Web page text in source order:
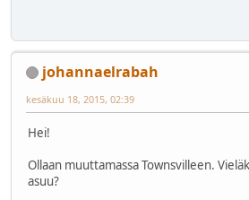
johannaelrabah
kesäkuu 18, 2015, 02:39
Hei!
Ollaan muuttamassa Townsvilleen.
asuu?